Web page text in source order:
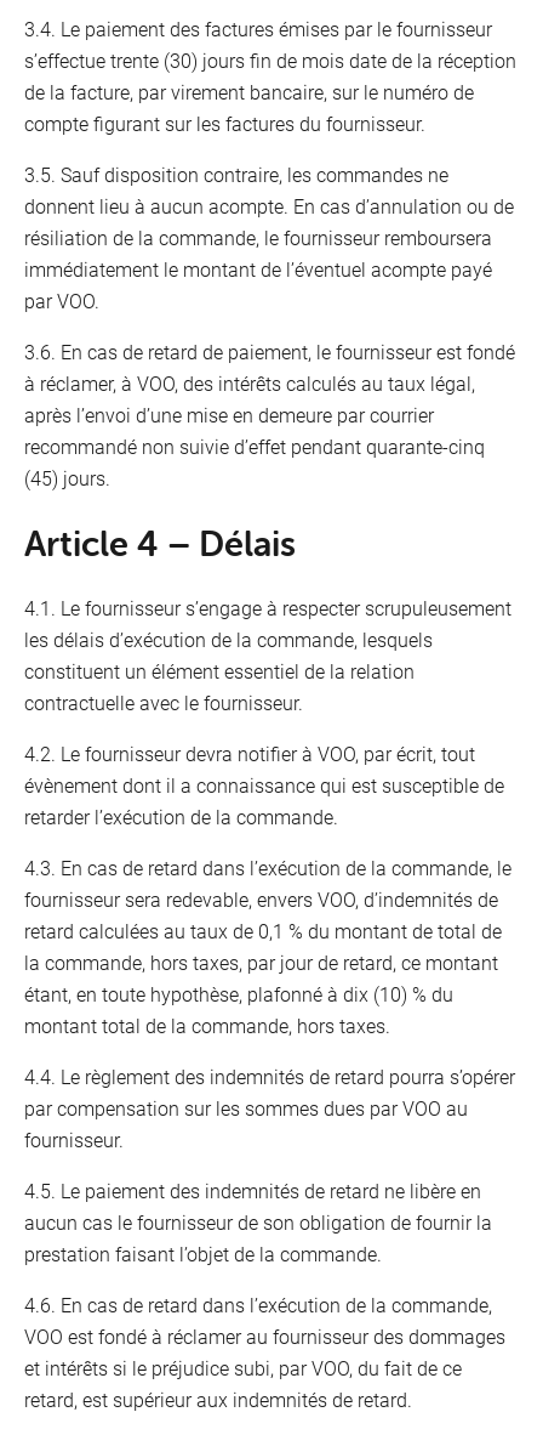
3.4. Le paiement des factures émises par le fournisseur
s’effectue trente (30) jours fin de mois date de la réception
de la facture, par virement bancaire, sur le numéro de
compte figurant sur les factures du fournisseur.
3.5. Sauf disposition contraire, les commandes ne
donnent lieu à aucun acompte. En cas d’annulation ou de
résiliation de la commande, le fournisseur remboursera
immédiatement le montant de l’éventuel acompte payé
par VOO.
3.6. En cas de retard de paiement, le fournisseur est fondé
à réclamer, à VOO, des intérêts calculés au taux légal,
après l’envoi d’une mise en demeure par courrier
recommandé non suivie d’effet pendant quarante-cinq
(45) jours.
Article 4 – Délais
4.1. Le fournisseur s’engage à respecter scrupuleusement
les délais d’exécution de la commande, lesquels
constituent un élément essentiel de la relation
contractuelle avec le fournisseur.
4.2. Le fournisseur devra notifier à VOO, par écrit, tout
évènement dont il a connaissance qui est susceptible de
retarder l’exécution de la commande.
4.3. En cas de retard dans l’exécution de la commande, le
fournisseur sera redevable, envers VOO, d’indemnités de
retard calculées au taux de 0,1 % du montant de total de
la commande, hors taxes, par jour de retard, ce montant
étant, en toute hypothèse, plafonné à dix (10) % du
montant total de la commande, hors taxes.
4.4. Le règlement des indemnités de retard pourra s’opérer
par compensation sur les sommes dues par VOO au
fournisseur.
4.5. Le paiement des indemnités de retard ne libère en
aucun cas le fournisseur de son obligation de fournir la
prestation faisant l’objet de la commande.
4.6. En cas de retard dans l’exécution de la commande,
VOO est fondé à réclamer au fournisseur des dommages
et intérêts si le préjudice subi, par VOO, du fait de ce
retard, est supérieur aux indemnités de retard.